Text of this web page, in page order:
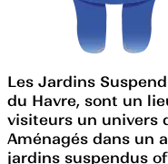
Les Jardins
du Havre, sont un
visiteurs un univers
Aménagés dans un
jardins suspendus